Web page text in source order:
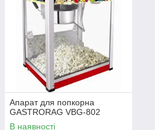
Апарат для попкорна
GASTRORAG VBG-802
В наявності